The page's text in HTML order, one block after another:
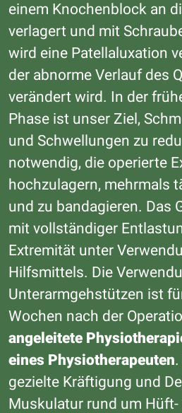
einem Knochenblock an
verlagert und mit
wird eine Patellaluxation
der abnorme Verlauf des
verändert wird. In der
Phase ist unser Ziel,
und Schwellungen zu
notwendig, die operierte
hochzulagern, mehrmals
und zu bandagieren. Das
mit vollständiger
Extremität unter
Hilfsmittels. Die
Unterarmgehstützen ist
Wochen nach der
angeleitete
eines Physiotherapeuten
gezielte Kräftigung und
Muskulatur rund um Hüft-